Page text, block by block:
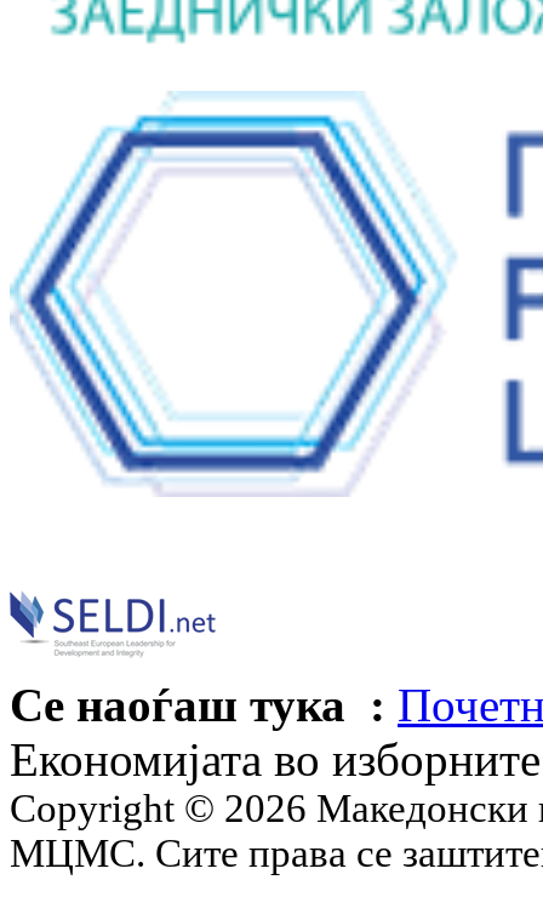
Се наоѓаш тука :
Економијата во
Copyright © 2026 Македонски
МЦМС. Сите права се